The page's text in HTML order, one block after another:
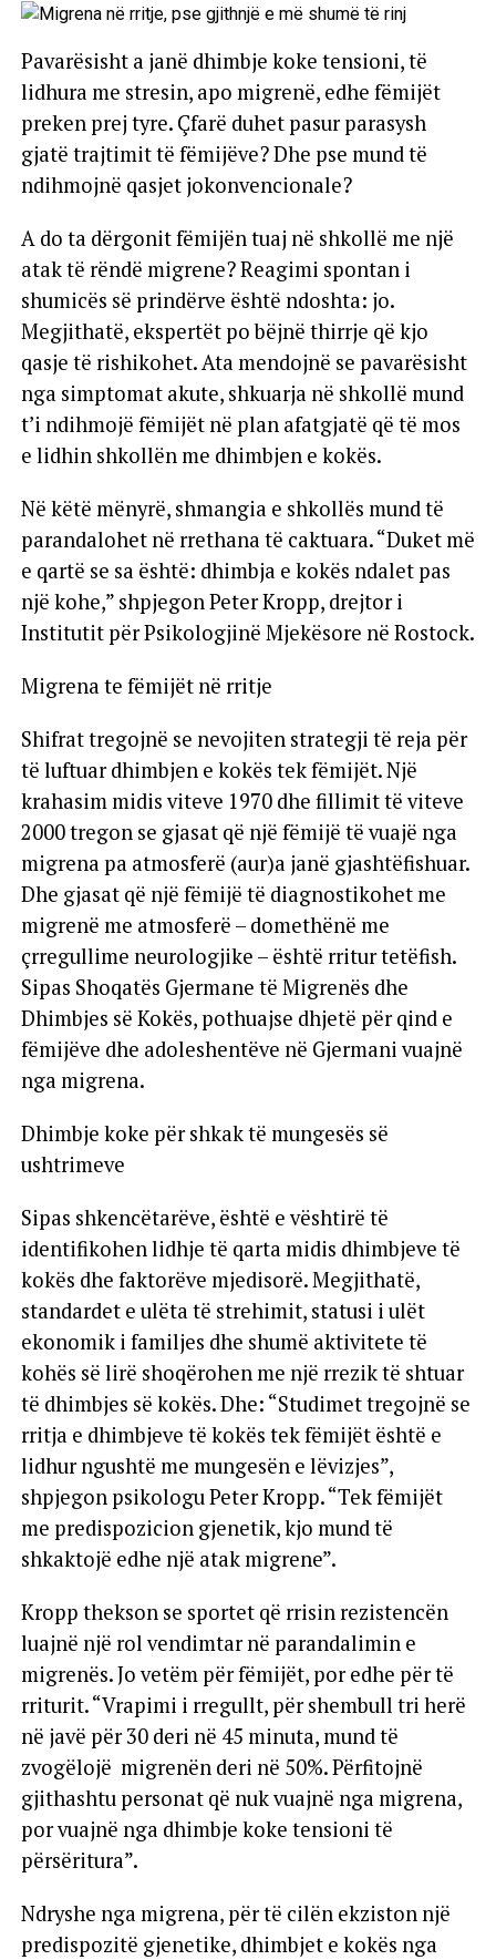
Pavarësisht a janë dhimbje koke tensioni, të
lidhura me stresin, apo migrenë, edhe fëmijët
preken prej tyre. Çfarë duhet pasur parasysh
gjatë trajtimit të fëmijëve? Dhe pse mund të
ndihmojnë qasjet jokonvencionale?
A do ta dërgonit fëmijën tuaj në shkollë me një
atak të rëndë migrene? Reagimi spontan i
shumicës së prindërve është ndoshta: jo.
Megjithatë, ekspertët po bëjnë thirrje që kjo
qasje të rishikohet. Ata mendojnë se pavarësisht
nga simptomat akute, shkuarja në shkollë mund
t’i ndihmojë fëmijët në plan afatgjatë që të mos
e lidhin shkollën me dhimbjen e kokës.
Në këtë mënyrë, shmangia e shkollës mund të
parandalohet në rrethana të caktuara. “Duket më
e qartë se sa është: dhimbja e kokës ndalet pas
një kohe,” shpjegon Peter Kropp, drejtor i
Institutit për Psikologjinë Mjekësore në Rostock.
Migrena te fëmijët në rritje
Shifrat tregojnë se nevojiten strategji të reja për
të luftuar dhimbjen e kokës tek fëmijët. Një
krahasim midis viteve 1970 dhe fillimit të viteve
2000 tregon se gjasat që një fëmijë të vuajë nga
migrena pa atmosferë (aur)a janë gjashtëfishuar.
Dhe gjasat që një fëmijë të diagnostikohet me
migrenë me atmosferë – domethënë me
çrregullime neurologjike – është rritur tetëfish.
Sipas Shoqatës Gjermane të Migrenës dhe
Dhimbjes së Kokës, pothuajse dhjetë për qind e
fëmijëve dhe adoleshentëve në Gjermani vuajnë
nga migrena.
Dhimbje koke për shkak të mungesës së
ushtrimeve
Sipas shkencëtarëve, është e vështirë të
identifikohen lidhje të qarta midis dhimbjeve të
kokës dhe faktorëve mjedisorë. Megjithatë,
standardet e ulëta të strehimit, statusi i ulët
ekonomik i familjes dhe shumë aktivitete të
kohës së lirë shoqërohen me një rrezik të shtuar
të dhimbjes së kokës. Dhe: “Studimet tregojnë se
rritja e dhimbjeve të kokës tek fëmijët është e
lidhur ngushtë me mungesën e lëvizjes”,
shpjegon psikologu Peter Kropp. “Tek fëmijët
me predispozicion gjenetik, kjo mund të
shkaktojë edhe një atak migrene”.
Kropp thekson se sportet që rrisin rezistencën
luajnë një rol vendimtar në parandalimin e
migrenës. Jo vetëm për fëmijët, por edhe për të
rriturit. “Vrapimi i rregullt, për shembull tri herë
në javë për 30 deri në 45 minuta, mund të
zvogëlojë migrenën deri në 50%. Përfitojnë
gjithashtu personat që nuk vuajnë nga migrena,
por vuajnë nga dhimbje koke tensioni të
përsëritura”.
Ndryshe nga migrena, për të cilën ekziston një
predispozitë gjenetike, dhimbjet e kokës nga